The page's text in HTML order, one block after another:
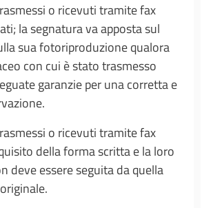
o ricevuti tramite fax
la segnatura va apposta sul
sua fotoriproduzione qualora
con cui è stato trasmesso
garanzie per una corretta e
o ricevuti tramite fax
della forma scritta e la loro
deve essere seguita da quella